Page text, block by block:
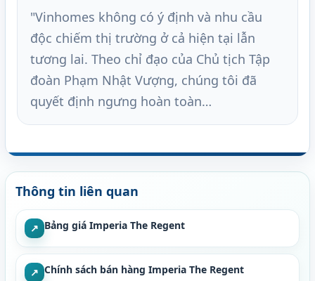
"Vinhomes không có ý định và nhu cầu
độc chiếm thị trường ở cả hiện tại lẫn
tương lai. Theo chỉ đạo của Chủ tịch Tập
đoàn Phạm Nhật Vượng, chúng tôi đã
quyết định ngưng hoàn toàn…
Thông tin liên quan
↗ Bảng giá Imperia The Regent
↗ Chính sách bán hàng Imperia The Regent